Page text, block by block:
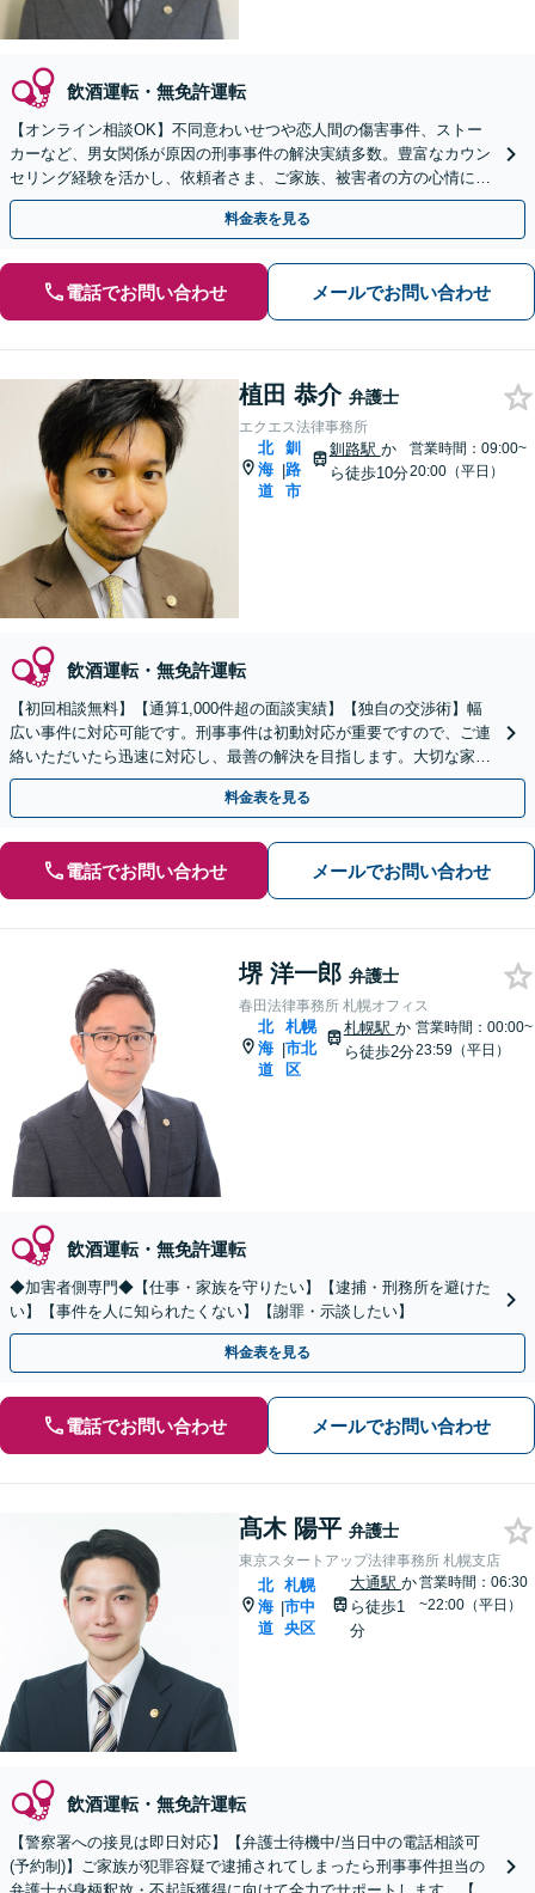
飲酒運転・無免許運転
【オンライン相談OK】不同意わいせつや恋人間の傷害事件、ストー
カーなど、男女関係が原因の刑事事件の解決実績多数。豊富なカウン
セリング経験を活かし、依頼者さま、ご家族、被害者の方の心情に寄
り添った対応を心掛けます【休日相談可】【札幌駅5分】
料金表を見る
電話でお問い合わせ メールでお問い合わせ
植田 恭介 弁護士
エクエス法律事務所
北
海
道
|
釧
路
市
釧路駅 か
ら徒歩10分
営業時間：09:00~
20:00（平日）
飲酒運転・無免許運転
【初回相談無料】【通算1,000件超の面談実績】【独自の交渉術】幅
広い事件に対応可能です。刑事事件は初動対応が重要ですので、ご連
絡いただいたら迅速に対応し、最善の解決を目指します。大切な家族
や友人が逮捕されたら、すぐにご相談ください。
料金表を見る
電話でお問い合わせ メールでお問い合わせ
堺 洋一郎 弁護士
春田法律事務所 札幌オフィス
北
海
道
|
札幌
市北
区
札幌駅 か
ら徒歩2分
営業時間：00:00~
23:59（平日）
飲酒運転・無免許運転
◆加害者側専門◆【仕事・家族を守りたい】【逮捕・刑務所を避けた
い】【事件を人に知られたくない】【謝罪・示談したい】
料金表を見る
電話でお問い合わせ メールでお問い合わせ
髙木 陽平 弁護士
東京スタートアップ法律事務所 札幌支店
北
海
道
|
札幌
市中
央区
大通駅 か
ら徒歩1
分
営業時間：06:30
~22:00（平日）
飲酒運転・無免許運転
【警察署への接見は即日対応】【弁護士待機中/当日中の電話相談可
(予約制)】ご家族が犯罪容疑で逮捕されてしまったら刑事事件担当の